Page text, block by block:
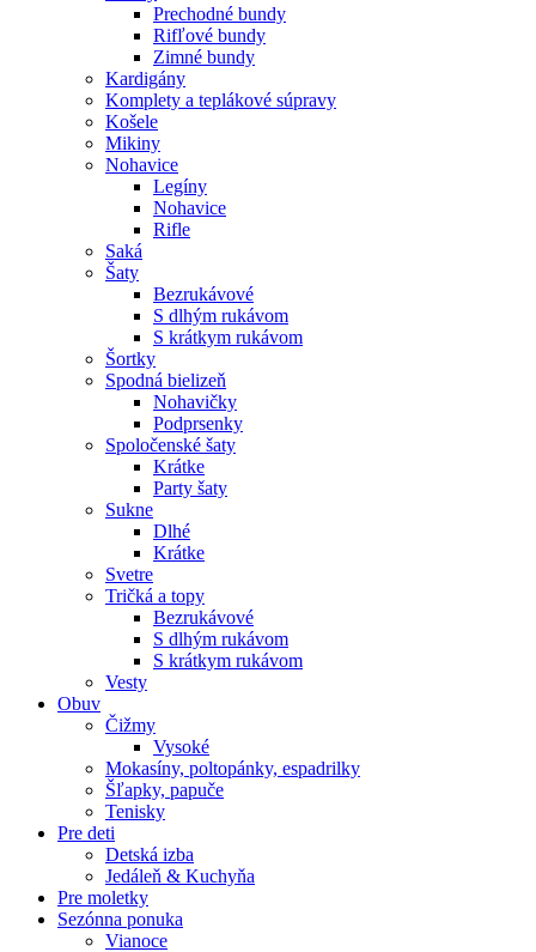
Prechodné bundy
Rifľové bundy
Zimné bundy
Kardigány
Komplety a teplákové súpravy
Košele
Mikiny
Nohavice
Legíny
Nohavice
Rifle
Saká
Šaty
Bezrukávové
S dlhým rukávom
S krátkym rukávom
Šortky
Spodná bielizeň
Nohavičky
Podprsenky
Spoločenské šaty
Krátke
Party šaty
Sukne
Dlhé
Krátke
Svetre
Tričká a topy
Bezrukávové
S dlhým rukávom
S krátkym rukávom
Vesty
Obuv
Čižmy
Vysoké
Mokasíny, poltopánky, espadrilky
Šľapky, papuče
Tenisky
Pre deti
Detská izba
Jedáleň & Kuchyňa
Pre moletky
Sezónna ponuka
Vianoce